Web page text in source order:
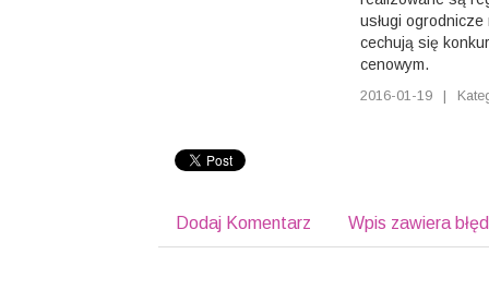
usługi
cechują się
cenowym.
2016-01-19 |
Dodaj Komentarz Wpis zawiera